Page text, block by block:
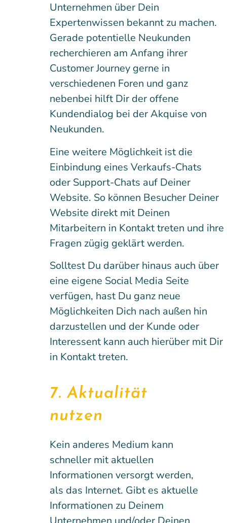
Unternehmen über Dein
Expertenwissen bekannt zu machen.
Gerade potentielle Neukunden
recherchieren am Anfang ihrer
Customer Journey gerne in
verschiedenen Foren und ganz
nebenbei hilft Dir der offene
Kundendialog bei der Akquise von
Neukunden.
Eine weitere Möglichkeit ist die
Einbindung eines Verkaufs-Chats
oder Support-Chats auf Deiner
Website. So können Besucher Deiner
Website direkt mit Deinen
Mitarbeitern in Kontakt treten und ihre
Fragen zügig geklärt werden.
Solltest Du darüber hinaus auch über
eine eigene Social Media Seite
verfügen, hast Du ganz neue
Möglichkeiten Dich nach außen hin
darzustellen und der Kunde oder
Interessent kann auch hierüber mit Dir
in Kontakt treten.
7. Aktualität
nutzen
Kein anderes Medium kann
schneller mit aktuellen
Informationen versorgt werden,
als das Internet. Gibt es aktuelle
Informationen zu Deinem